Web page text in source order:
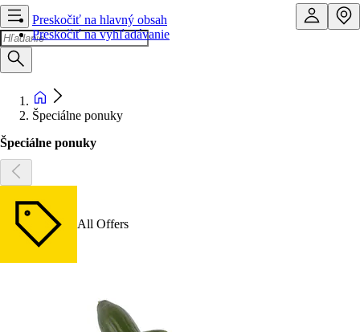
Preskočiť na hlavný obsah
Preskočiť na vyhľadávanie
Špeciálne ponuky
Špeciálne ponuky
All Offers